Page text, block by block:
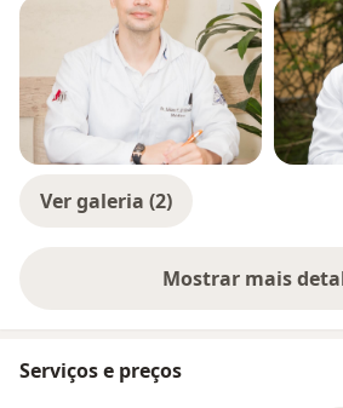
Ver galeria (2)
Mostrar maissobre a
Serviços e preços